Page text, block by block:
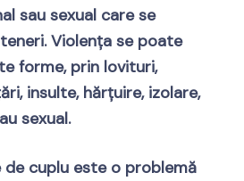
sau sexual care se
Violența se poate
forme, prin lovituri,
insulte, hărțuire, izolare,
sexual.
cuplu este o problemă